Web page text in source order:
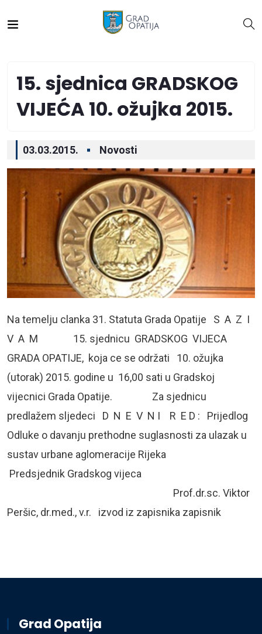
15. sjednica GRADSKOG
VIJEĆA 10. ožujka 2015.
03.03.2015. Novosti
Na temelju clanka 31. Statuta Grada Opatije S A Z I
V A M 15. sjednicu GRADSKOG VIJECA
GRADA OPATIJE, koja ce se održati 10. ožujka
(utorak) 2015. godine u 16,00 sati u Gradskoj
vijecnici Grada Opatije. Za sjednicu
predlažem sljedeci D N E V N I R E D : Prijedlog
Odluke o davanju prethodne suglasnosti za ulazak u
sustav urbane aglomeracije Rijeka
Predsjednik Gradskog vijeca
Prof.dr.sc. Viktor
Peršic, dr.med., v.r. izvod iz zapisnika zapisnik
Grad Opatija